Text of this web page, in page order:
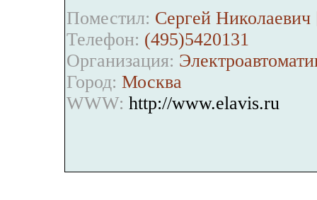
Поместил: Сергей Николаевич
Телефон: (495)5420131
Организация:
Город: Москва
WWW: http://www.elavis.ru